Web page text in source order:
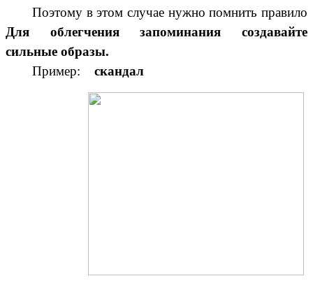
Поэтому в этом случае нужно помнить правило
Для облегчения запоминания создавайте
сильные образы.
Пример: скандал